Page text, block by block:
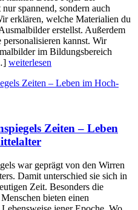
spannend, sondern auch
erklären, welche Materialien du
erstellst. Außerdem
kannst. Wir
im Bildungsbereich
weiterlesen
Zeiten – Leben
war geprägt von den Wirren
Damit unterschied sie sich in
Zeit. Besonders die
bieten einen